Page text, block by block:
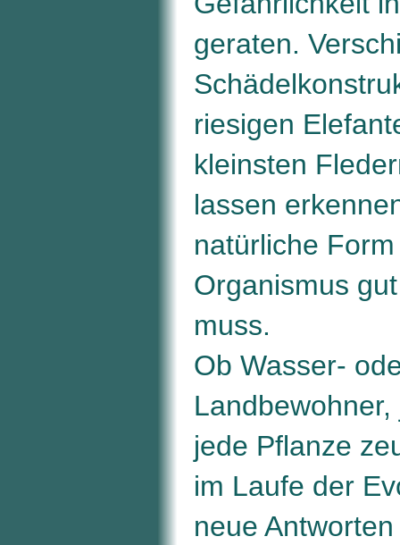
geraten.
riesigen
kleinsten
lassen
natürliche
Organismus
muss.
Ob Wasser-
jede Pflanze
im Laufe der
neue